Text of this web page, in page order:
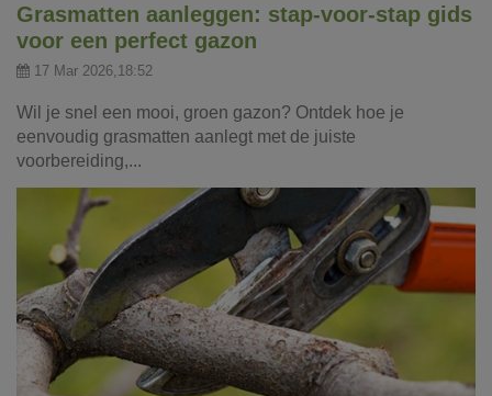
Grasmatten aanleggen: stap-voor-stap gids
voor een perfect gazon
17 Mar 2026,18:52
Wil je snel een mooi, groen gazon? Ontdek hoe je
eenvoudig grasmatten aanlegt met de juiste
voorbereiding,...